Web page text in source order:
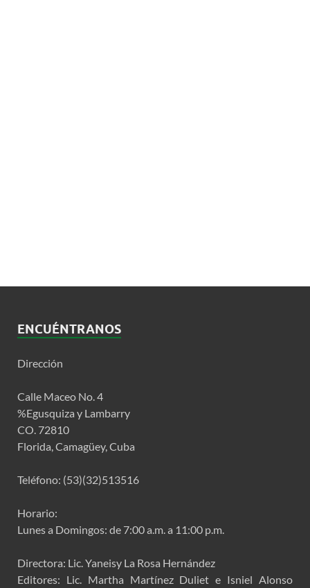
ENCUÉNTRANOS
Dirección
Calle Maceo No. 4
%Egusquiza y Lambarry
CO. 72810
Florida, Camagüey, Cuba
Teléfono: (53)(32)513516
Horario:
Lunes a Domingos: de 7:00 a.m. a 11:00 p.m.
Directora: Lic. Yaneisy La Rosa Hernández
Editores: Lic. Martha Martínez Duliet e Isniel Alonso